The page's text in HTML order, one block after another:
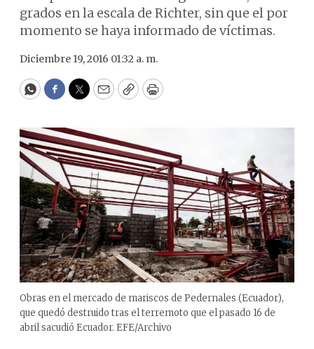
grados en la escala de Richter, sin que el por
momento se haya informado de víctimas.
Diciembre 19, 2016 01:32 a. m.
WhatsApp
Facebook
Twitter
EmailCopyPrint
Obras en el mercado de mariscos de Pedernales (Ecuador),
que quedó destruido tras el terremoto que el pasado 16 de
abril sacudió Ecuador. EFE/Archivo